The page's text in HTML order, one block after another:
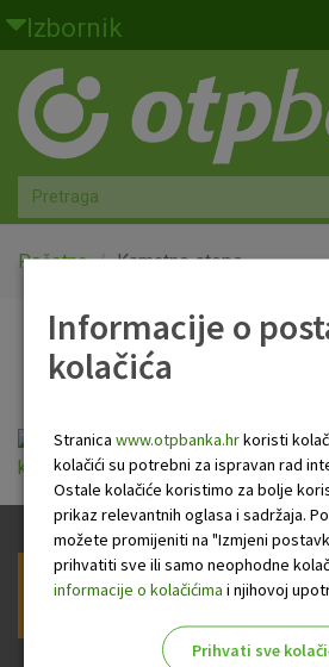
Skoči na glavni sadržaj
Izbornik
Građani
Privatno bankarstvo
Agro
Mala poduzeća i obrtnici
Srednja i velika poduzeća
Globalna tržišta
Faktoring
O nama
Početna Kamatne stope
Kamatne
Prijava na newsletter OTP banke
Informacije o
kolačića
Stranica www.otpbanka.hrkoristi
kolačići su potrebni za ispravan rad
Ostale kolačiće koristimo za bolje
prikaz relevantnih oglasa i sadržaja.
možete promijeniti na "Izmjeni
prihvatiti sve ili samo neophodne
informacije o kolačićima i njihovoj
Prihvati sve